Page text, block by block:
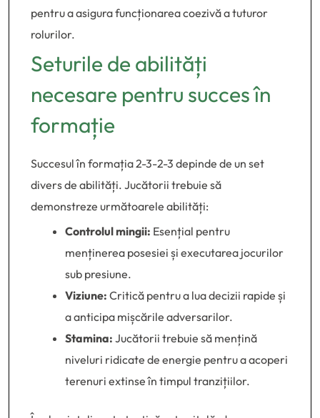
pentru a asigura funcționarea coezivă a tuturor
rolurilor.
Seturile de abilități
necesare pentru succes în
formație
Succesul în formația 2-3-2-3 depinde de un set
divers de abilități. Jucătorii trebuie să
demonstreze următoarele abilități:
Controlul mingii: Esențial pentru
menținerea posesiei și executarea jocurilor
sub presiune.
Viziune: Critică pentru a lua decizii rapide și
a anticipa mișcările adversarilor.
Stamina: Jucătorii trebuie să mențină
niveluri ridicate de energie pentru a acoperi
terenuri extinse în timpul tranzițiilor.